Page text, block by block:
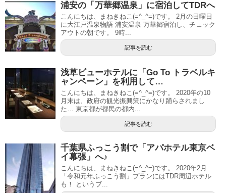
浦安の「万華郷温泉」に宿泊してTDRへ
こんにちは、まねきねこ(=^_^=)です。 2月の日曜日
に大江戸温泉物語 浦安温泉 万華郷宿泊し、チェック
アウトの朝です。 9時...
記事を読む
浅草ビューホテルに「Go To トラベルキ
ャンペーン」を利用して…
こんにちは、まねきねこ(=^_^=)です。 2020年の10
月末は、政府の観光振興策にかなり踊らされまし
た… 東京都が都民の都内...
記事を読む
千葉県ふっこう割で「アパホテル東京ベ
イ幕張」へ♪
こんにちは、まねきねこ(=^_^=)です。 2020年2月
「令和元年ふっこう割」プランにはTDR周辺ホテル
も！ というブ...